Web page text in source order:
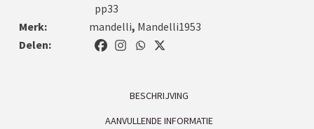
pp33
Merk:
mandelli, Mandelli1953
Delen:
BESCHRIJVING
AANVULLENDE INFORMATIE